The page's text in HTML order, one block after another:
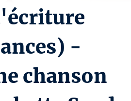
-
chanson